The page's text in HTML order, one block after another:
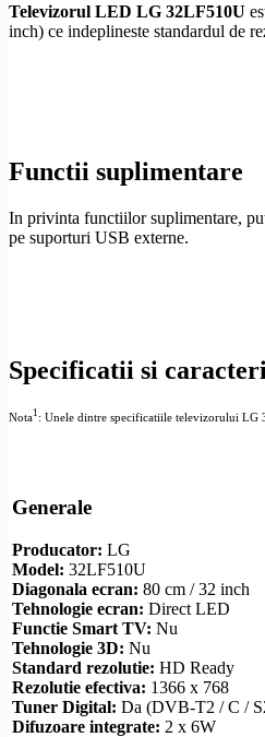
Televizorul LED LG 32LF510U
inch) ce indeplineste standardul de
Functii suplimentare
In privinta functiilor suplimentare,
pe suporturi USB externe.
Specificatii si
Nota1 : Unele dintre specificatiile televizorului LG
Generale
Producator: LG
Model: 32LF510U
Diagonala ecran: 80 cm / 32 inch
Tehnologie ecran: Direct LED
Functie Smart TV: Nu
Tehnologie 3D: Nu
Standard rezolutie: HD Ready
Rezolutie efectiva: 1366 x 768
Tuner Digital: Da (DVB-T2 / C /
Difuzoare integrate: 2 x 6W